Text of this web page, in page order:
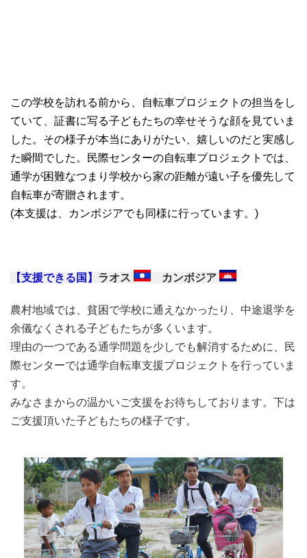
この学校を訪れる前から、自転車プロジェクトの担当をし
ていて、証書に写る子どもたちの幸せそうな顔を見ていま
した。その様子が本当にありがたい、嬉しいのだと実感し
た瞬間でした。民際センターの自転車プロジェクトでは、
通学が困難なつまり学校から家の距離が遠い子を優先して
自転車が寄贈されます。
(本支援は、カンボジアでも同様に行っています。)
【支援できる国】 ラオス カンボジア
農村地域では、貧困で学校に通えなかったり、中途退学を
余儀なくされる子どもたちが多くいます。
理由の一つである通学問題を少しでも解消するために、民
際センターでは通学自転車支援プロジェクトを行っていま
す。
みなさまからの温かいご支援をお待ちしております。下は
ご支援頂いた子どもたちの様子です。